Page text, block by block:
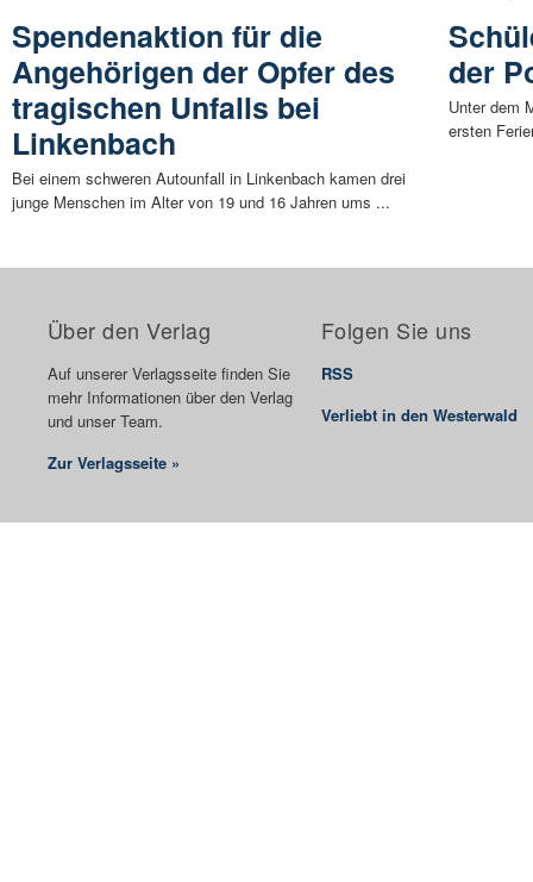
Spendenaktion für die
Angehörigen der Opfer des
tragischen Unfalls bei
Linkenbach
Bei einem schweren Autounfall in Linkenbach kamen drei
junge Menschen im Alter von 19 und 16 Jahren ums ...
der
Unter dem
ersten
Über den Verlag
Auf unserer Verlagsseite finden Sie
mehr Informationen über den Verlag
und unser Team.
Zur Verlagsseite »
Folgen Sie uns
RSS
Verliebt in den Westerwald